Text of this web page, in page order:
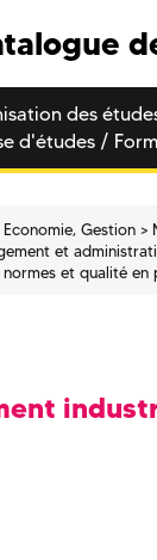
des
d'études /
Gestion
et
normes et qualité